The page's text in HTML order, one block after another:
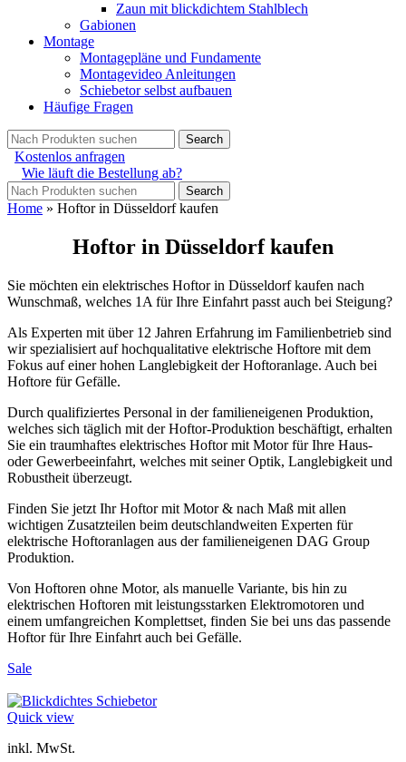
Zaun mit blickdichtem Stahlblech
Gabionen
Montage
Montagepläne und Fundamente
Montagevideo Anleitungen
Schiebetor selbst aufbauen
Häufige Fragen
Search
Kostenlos anfragen
Wie läuft die Bestellung ab?
Search
Home » Hoftor in Düsseldorf kaufen
Hoftor in Düsseldorf kaufen
Sie möchten ein elektrisches Hoftor in Düsseldorf kaufen nach
Wunschmaß, welches 1A für Ihre Einfahrt passt auch bei Steigung?
Als Experten mit über 12 Jahren Erfahrung im Familienbetrieb sind
wir spezialisiert auf hochqualitative elektrische Hoftore mit dem
Fokus auf einer hohen Langlebigkeit der Hoftoranlage. Auch bei
Hoftore für Gefälle.
Durch qualifiziertes Personal in der familieneigenen Produktion,
welches sich täglich mit der Hoftor-Produktion beschäftigt, erhalten
Sie ein traumhaftes elektrisches Hoftor mit Motor für Ihre Haus-
oder Gewerbeeinfahrt, welches mit seiner Optik, Langlebigkeit und
Robustheit überzeugt.
Finden Sie jetzt Ihr Hoftor mit Motor & nach Maß mit allen
wichtigen Zusatzteilen beim deutschlandweiten Experten für
elektrische Hoftoranlagen aus der familieneigenen DAG Group
Produktion.
Von Hoftoren ohne Motor, als manuelle Variante, bis hin zu
elektrischen Hoftoren mit leistungsstarken Elektromotoren und
einem umfangreichen Komplettset, finden Sie bei uns das passende
Hoftor für Ihre Einfahrt auch bei Gefälle.
Sale
Quick view
inkl. MwSt.